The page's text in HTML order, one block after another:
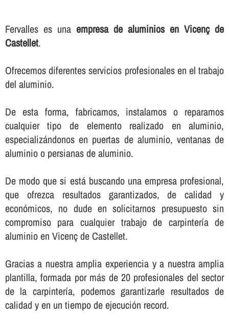
Fervalles es una empresa de aluminios en Vicenç de
Castellet.
Ofrecemos diferentes servicios profesionales en el trabajo
del aluminio.
De esta forma, fabricamos, instalamos o reparamos
cualquier tipo de elemento realizado en aluminio,
especializándonos en puertas de aluminio, ventanas de
aluminio o persianas de aluminio.
De modo que si está buscando una empresa profesional,
que ofrezca resultados garantizados, de calidad y
económicos, no dude en solicitarnos presupuesto sin
compromiso para cualquier trabajo de carpinterí­a de
aluminio en Vicenç de Castellet.
Gracias a nuestra amplia experiencia y a nuestra amplia
plantilla, formada por más de 20 profesionales del sector
de la carpinterí­a, podemos garantizarle resultados de
calidad y en un tiempo de ejecución record.